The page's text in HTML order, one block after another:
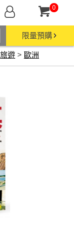
0
限量預購
旅遊 > 歐洲